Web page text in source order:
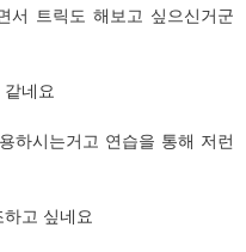
서 트릭도 해보고 싶으신거군
같네요
하시는거고 연습을 통해 저런
고 싶네요